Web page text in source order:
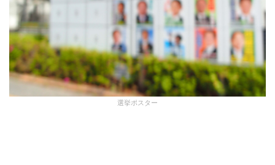
選挙ポスター